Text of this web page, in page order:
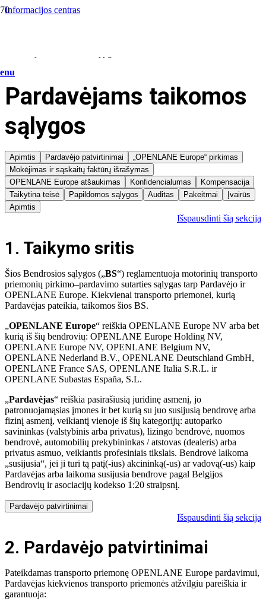
Informacijos centras
Pardavėjams taikomos
sąlygos
Apimtis Pardavėjo patvirtinimai
„OPENLANE Europe“ pirkimas
Mokėjimas ir sąskaitų faktūrų išrašymas
OPENLANE Europe atšaukimas
Konfidencialumas
Kompensacija
Taikytina teisė
Papildomos sąlygos Auditas Pakeitmai
Įvairūs
Apimtis
Išspausdinti šią sekciją
1. Taikymo sritis
Šios Bendrosios sąlygos („BS“) reglamentuoja motorinių transporto
priemonių pirkimo–pardavimo sutarties sąlygas tarp Pardavėjo ir
OPENLANE Europe. Kiekvienai transporto priemonei, kurią
Pardavėjas pateikia, taikomos šios BS.
„OPENLANE Europe“ reiškia OPENLANE Europe NV arba bet
kurią iš šių bendrovių: OPENLANE Europe Holding NV,
OPENLANE Europe NV, OPENLANE Belgium NV,
OPENLANE Nederland B.V., OPENLANE Deutschland GmbH,
OPENLANE France SAS, OPENLANE Italia S.R.L. ir
OPENLANE Subastas España, S.L.
„Pardavėjas“ reiškia pasirašiusią juridinę asmenį, jo
patronuojamąsias įmones ir bet kurią su juo susijusią bendrovę arba
fizinį asmenį, veikiantį vienoje iš šių kategorijų: autoparko
savininkas (valstybinis arba privatus), lizingo bendrovė, nuomos
bendrovė, automobilių prekybininkas / atstovas (dealeris) arba
privatus asmuo, veikiantis profesiniais tikslais. Bendrovė laikoma
„susijusia“, jei ji turi tą patį(-ius) akcininką(-us) ar vadovą(-us) kaip
Pardavėjas arba laikoma susijusia bendrove pagal Belgijos
Bendrovių ir asociacijų kodekso 1:20 straipsnį.
Pardavėjo patvirtinimai
Išspausdinti šią sekciją
2. Pardavėjo patvirtinimai
Pateikdamas transporto priemonę OPENLANE Europe pardavimui,
Pardavėjas kiekvienos transporto priemonės atžvilgiu pareiškia ir
garantuoja: